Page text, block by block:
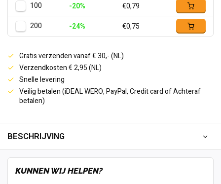
100
-20%
€0,79
200
-24% €0,75
Gratis verzenden vanaf € 30,- (NL)
Verzendkosten € 2,95 (NL)
Snelle levering
Veilig betalen (iDEAL WERO, PayPal, Credit card of Achteraf
betalen)
BESCHRIJVING
KUNNEN WIJ HELPEN?